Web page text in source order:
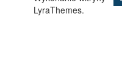
LyraThemes.